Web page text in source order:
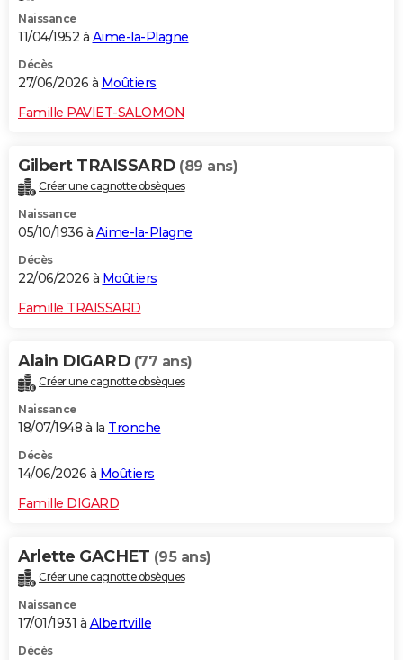
Naissance
11/04/1952 à Aime-la-Plagne
Décès
27/06/2026 à Moûtiers
Famille PAVIET-SALOMON
Gilbert TRAISSARD (89 ans)
Créer une cagnotte obsèques
Naissance
05/10/1936 à Aime-la-Plagne
Décès
22/06/2026 à Moûtiers
Famille TRAISSARD
Alain DIGARD (77 ans)
Créer une cagnotte obsèques
Naissance
18/07/1948 à la Tronche
Décès
14/06/2026 à Moûtiers
Famille DIGARD
Arlette GACHET (95 ans)
Créer une cagnotte obsèques
Naissance
17/01/1931 à Albertville
Décès